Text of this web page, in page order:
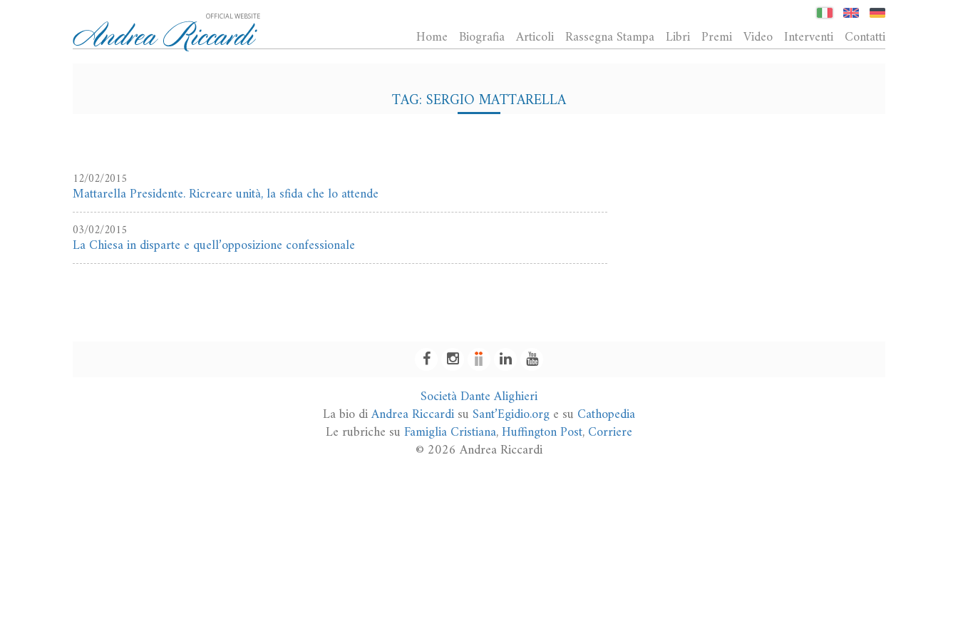
OFFICIAL WEBSITE
Home Biografia Articoli Rassegna Stampa Libri Premi Video Interventi Contatti
TAG: SERGIO MATTARELLA
12/02/2015
Mattarella Presidente. Ricreare unità, la sfida che lo attende
03/02/2015
La Chiesa in disparte e quell’opposizione confessionale
Società Dante Alighieri
La bio diAndrea RiccardisuSant’Egidio.orge su Cathopedia
Le rubriche suFamiglia Cristiana,Huffington Post,Corriere
© 2026 Andrea Riccardi